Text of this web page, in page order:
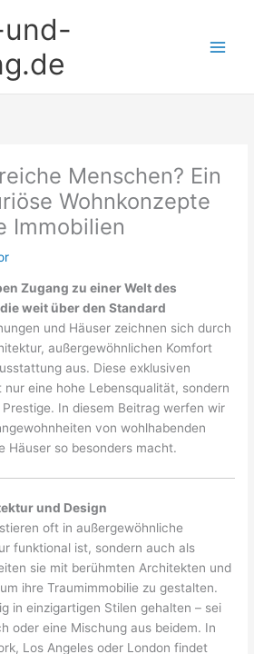
Menschen? Ein
Wohnkonzepte
Immobilien
Zugang zu einer Welt des
weit über den Standard
und Häuser zeichnen sich durch
außergewöhnlichen Komfort
aus. Diese exklusiven
eine hohe Lebensqualität, sondern
In diesem Beitrag werfen wir
von wohlhabenden
Häuser so besonders macht.
und Design
oft in außergewöhnliche
funktional ist, sondern auch als
sie mit berühmten Architekten und
ihre Traumimmobilie zu gestalten.
in einzigartigen Stilen gehalten – sei
oder eine Mischung aus beidem. In
Los Angeles oder London findet